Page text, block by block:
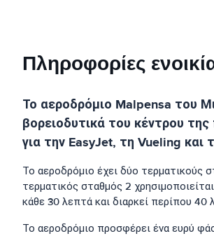
Πληροφορίες
Το αεροδρόμιο Malpensa του
βορειοδυτικά του κέντρου
για την EasyJet, τη Vueling και
Το αεροδρόμιο έχει δύο τερματικούς
τερματικός σταθμός 2
κάθε 30 λεπτά και διαρκεί περίπου
Το αεροδρόμιο προσφέρει ένα ευρύ